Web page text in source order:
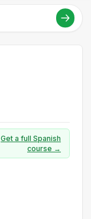
Get a full Spanish
course →